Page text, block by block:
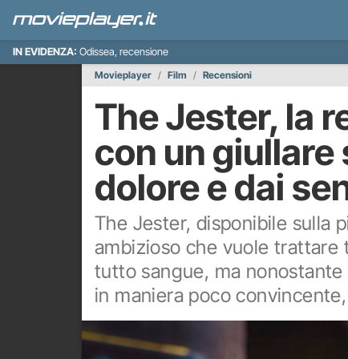
IN EVIDENZA: Odissea, recensione
Movieplayer
Film Recensioni
The Jester, la
con un
dolore e dai
The Jester, disponibile sulla
ambizioso che vuole
tutto sangue, ma
in maniera poco